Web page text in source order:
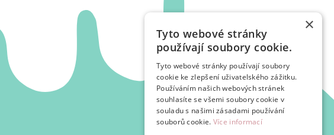
×
Tyto webové stránky
používají soubory cookie.
Tyto webové stránky používají soubory
cookie ke zlepšení uživatelského zážitku.
Používáním našich webových stránek
souhlasíte se všemi soubory cookie v
souladu s našimi zásadami používání
souborů cookie. Více informací